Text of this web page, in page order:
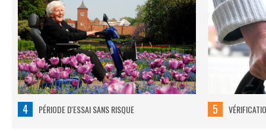
4 PÉRIODE D'ESSAI SANS RISQUE 5